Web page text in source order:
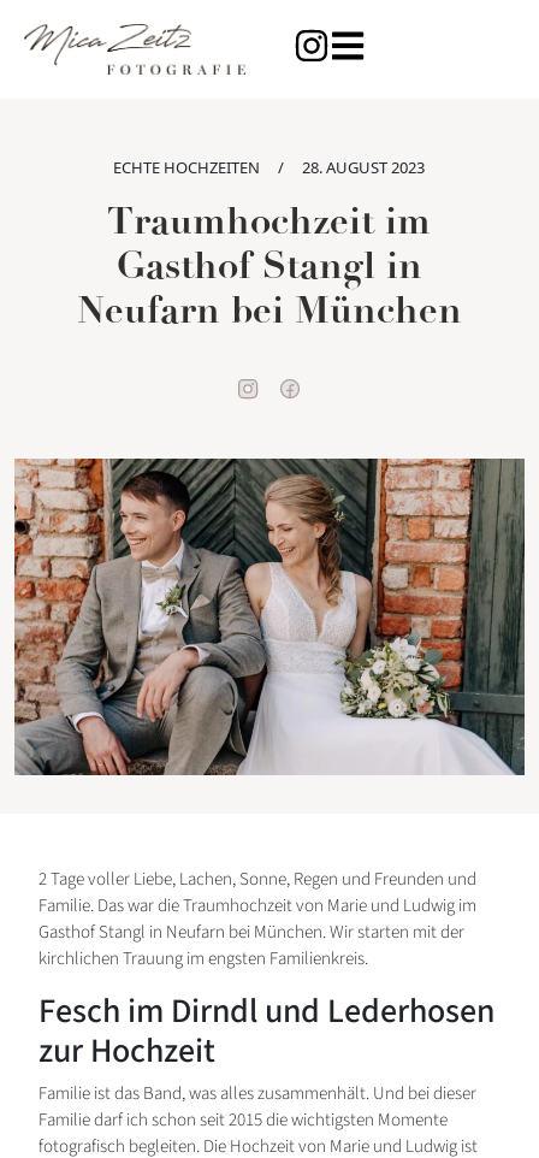
ECHTE HOCHZEITEN / 28. AUGUST 2023
Traumhochzeit im
Gasthof Stangl in
Neufarn bei München
2 Tage voller Liebe, Lachen, Sonne, Regen und Freunden und
Familie. Das war die Traumhochzeit von Marie und Ludwig im
Gasthof Stangl in Neufarn bei München. Wir starten mit der
kirchlichen Trauung im engsten Familienkreis.
Fesch im Dirndl und Lederhosen
zur Hochzeit
Familie ist das Band, was alles zusammenhält. Und bei dieser
Familie darf ich schon seit 2015 die wichtigsten Momente
fotografisch begleiten. Die Hochzeit von Marie und Ludwig ist